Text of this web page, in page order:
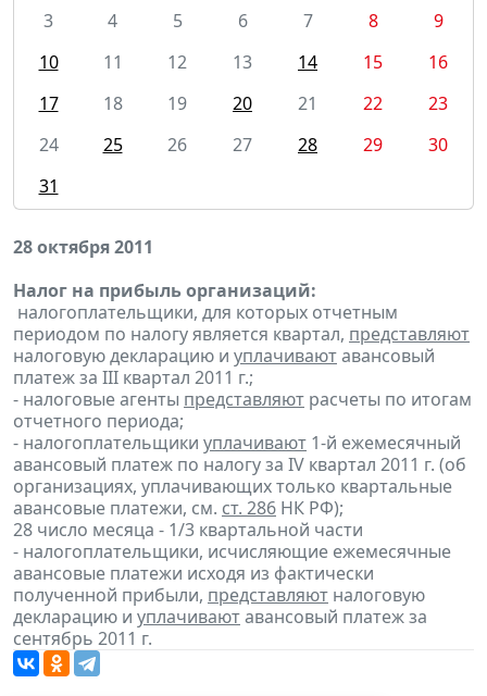
3
4 5 6 7 8
9
10
11 12 13 14 15
16
17
18 19 20 21 22
23
24
25 26 27 28 29
30
31
28 октября 2011
Налог на прибыль организаций:
налогоплательщики, для которых отчетным
периодом по налогу является квартал, представляют
налоговую декларацию и уплачиваютавансовый
платеж за III квартал 2011 г.;
- налоговые агенты представляют расчеты по итогам
отчетного периода;
- налогоплательщики уплачивают 1-й ежемесячный
авансовый платеж по налогу за IV квартал 2011 г. (об
организациях, уплачивающих только квартальные
авансовые платежи, см. ст. 286 НК РФ);
28 число месяца - 1/3 квартальной части
- налогоплательщики, исчисляющие ежемесячные
авансовые платежи исходя из фактически
полученной прибыли, представляют налоговую
декларацию и уплачиваютавансовый платеж за
сентябрь 2011 г.